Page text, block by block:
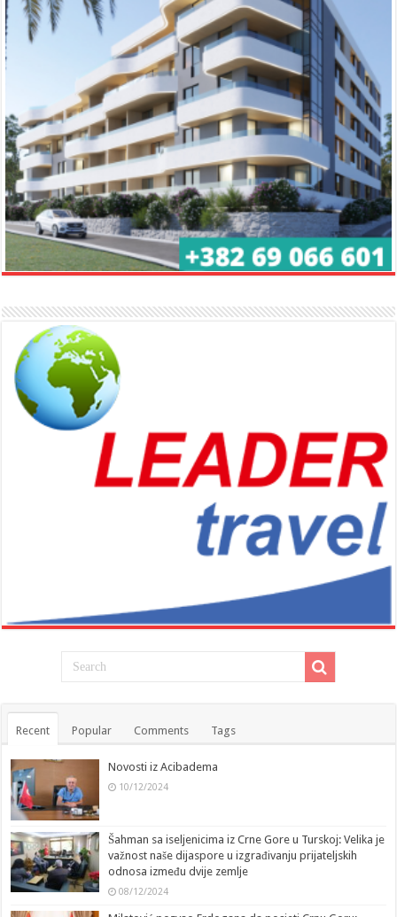
Recent Popular Comments Tags
Novosti iz Acibadema
10/12/2024
Šahman sa iseljenicima iz Crne Gore u Turskoj: Velika je
važnost naše dijaspore u izgrađivanju prijateljskih
odnosa između dvije zemlje
08/12/2024